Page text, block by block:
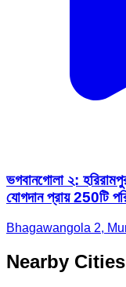
ভগবানগোলা ২:
যোগদান প্রায় 250টি
Bhagawangola 2,
Nearby Cities